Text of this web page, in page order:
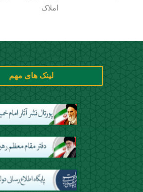
املاک
لینک های مهم